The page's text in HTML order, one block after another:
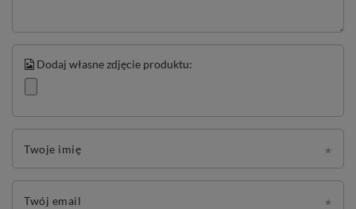
Dodaj własne zdjęcie produktu:
Twoje imię
Twój email